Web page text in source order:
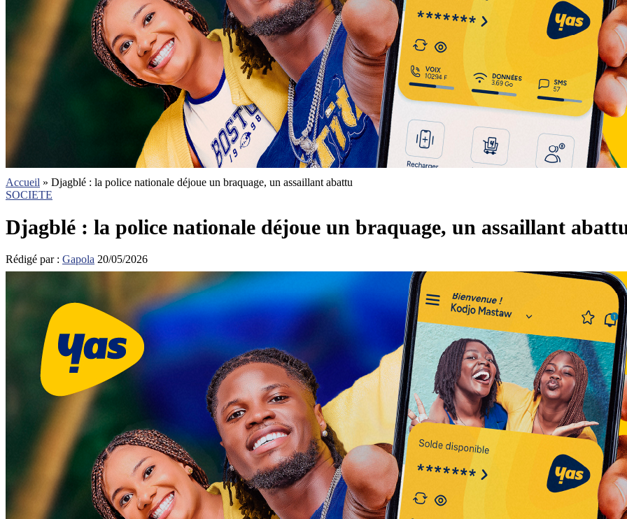
Accueil » Djagblé : la police nationale déjoue un braquage, un assaillant abattu
SOCIETE
Djagblé : la police nationale déjoue un braquage, un assaillant
Rédigé par : Gapola 20/05/2026